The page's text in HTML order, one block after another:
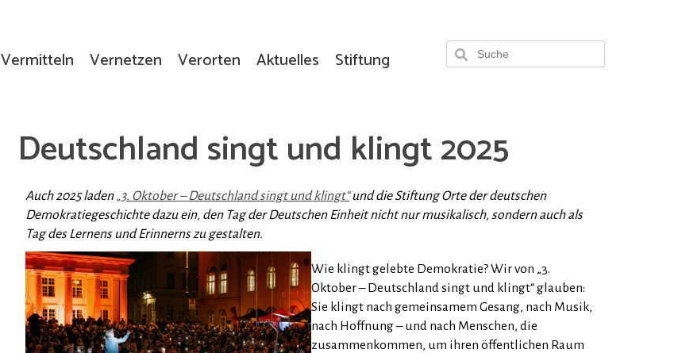
Vermitteln Vernetzen Verorten Aktuelles Stiftung
Deutschland singt und klingt 2025
Auch 2025 laden„3. Oktober – Deutschland singt und klingt“und die Stiftung Orte der deutschen
Demokratiegeschichte dazu ein, den Tag der Deutschen Einheit nicht nur musikalisch, sondern auch als
Tag des Lernens und Erinnerns zu gestalten.
Wie klingt gelebte Demokratie? Wir von „3.
Oktober – Deutschland singt und klingt“ glauben:
Sie klingt nach gemeinsamem Gesang, nach Musik,
nach Hoffnung – und nach Menschen, die
zusammenkommen, um ihren öffentlichen Raum